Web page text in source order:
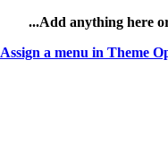
Add anything here or
Assign a menu in Theme